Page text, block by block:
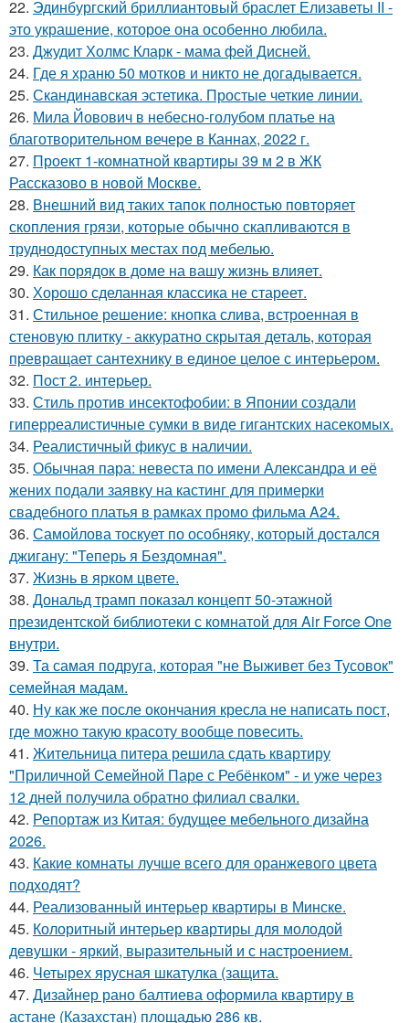
22. Эдинбургский бриллиантовый браслет Елизаветы II -
это украшение, которое она особенно любила.
23. Джудит Холмс Кларк - мама фей Дисней.
24. Где я храню 50 мотков и никто не догадывается.
25. Скандинавская эстетика. Простые четкие линии.
26. Мила Йовович в небесно-голубом платье на
благотворительном вечере в Каннах, 2022 г.
27. Проект 1-комнатной квартиры 39 м 2 в ЖК
Рассказово в новой Москве.
28. Внешний вид таких тапок полностью повторяет
скопления грязи, которые обычно скапливаются в
труднодоступных местах под мебелью.
29. Как порядок в доме на вашу жизнь влияет.
30. Хорошо сделанная классика не стареет.
31. Стильное решение: кнопка слива, встроенная в
стеновую плитку - аккуратно скрытая деталь, которая
превращает сантехнику в единое целое с интерьером.
32. Пост 2. интерьер.
33. Стиль против инсектофобии: в Японии создали
гиперреалистичные сумки в виде гигантских насекомых.
34. Реалистичный фикус в наличии.
35. Обычная пара: невеста по имени Александра и её
жених подали заявку на кастинг для примерки
свадебного платья в рамках промо фильма A24.
36. Самойлова тоскует по особняку, который достался
джигану: "Теперь я Бездомная".
37. Жизнь в ярком цвете.
38. Дональд трамп показал концепт 50-этажной
президентской библиотеки с комнатой для Air Force One
внутри.
39. Та самая подруга, которая "не Выживет без Тусовок"
семейная мадам.
40. Ну как же после окончания кресла не написать пост,
где можно такую красоту вообще повесить.
41. Жительница питера решила сдать квартиру
"Приличной Семейной Паре с Ребёнком" - и уже через
12 дней получила обратно филиал свалки.
42. Репортаж из Китая: будущее мебельного дизайна
2026.
43. Какие комнаты лучше всего для оранжевого цвета
подходят?
44. Реализованный интерьер квартиры в Минске.
45. Колоритный интерьер квартиры для молодой
девушки - яркий, выразительный и с настроением.
46. Четырех ярусная шкатулка (защита.
47. Дизайнер рано балтиева оформила квартиру в
астане (Казахстан) площадью 286 кв.